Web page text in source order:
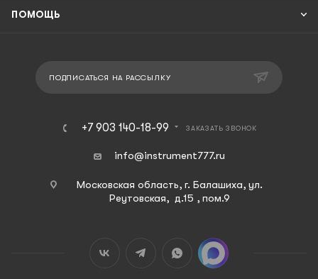
ПОМОЩЬ
ПОДПИСАТЬСЯ НА РАССЫЛКУ
+7 903 140-18-99 ЗАКАЗАТЬ ЗВОНОК
info@instrument777.ru
Московская область, г. Балашиха, ул.
Реутовская, д.15 , пом.9